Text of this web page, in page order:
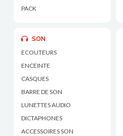
PACK
SON
ECOUTEURS
ENCEINTE
CASQUES
BARRE DE SON
LUNETTES AUDIO
DICTAPHONES
ACCESSOIRES SON